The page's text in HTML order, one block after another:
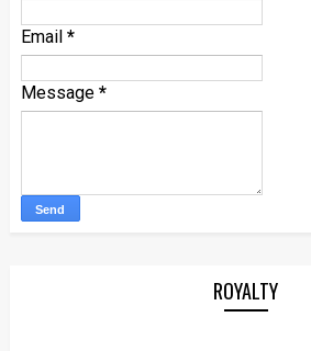
Email *
Message *
ROYALTY